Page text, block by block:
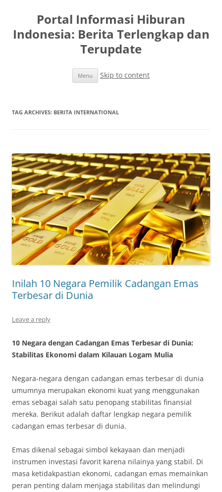
Portal Informasi Hiburan
Indonesia: Berita Terlengkap dan
Terupdate
Menu Skip to content
TAG ARCHIVES: BERITA INTERNATIONAL
Inilah 10 Negara Pemilik Cadangan Emas
Terbesar di Dunia
Leave a reply
10 Negara dengan Cadangan Emas Terbesar di Dunia:
Stabilitas Ekonomi dalam Kilauan Logam Mulia
Negara-negara dengan cadangan emas terbesar di dunia
umumnya merupakan ekonomi kuat yang menggunakan
emas sebagai salah satu penopang stabilitas finansial
mereka. Berikut adalah daftar lengkap negara pemilik
cadangan emas terbesar di dunia.
Emas dikenal sebagai simbol kekayaan dan menjadi
instrumen investasi favorit karena nilainya yang stabil. Di
masa ketidakpastian ekonomi, cadangan emas memainkan
peran penting dalam menjaga stabilitas dan melindungi